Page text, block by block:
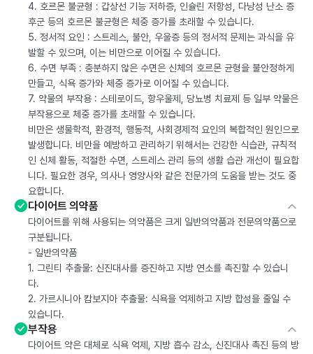
4. 호르몬 불균형 : 갑상선 기능 저하증, 인슐린 저항성, 다낭성 난소 증
후군 등의 호르몬 불균형은 체중 증가를 초래할 수 있습니다.
5. 정서적 요인 : 스트레스, 불안, 우울증 등의 정서적 문제는 과식을 유
발할 수 있으며, 이는 비만으로 이어질 수 있습니다.
6. 수면 부족 : 충분하지 않은 수면은 신체의 호르몬 균형을 불안정하게
만들고, 식욕 증가와 체중 증가로 이어질 수 있습니다.
7. 약물의 부작용 : 스테로이드, 항우울제, 당뇨병 치료제 등 일부 약물은
부작용으로 체중 증가를 초래할 수 있습니다.
비만은 생물학적, 환경적, 행동적, 사회경제적 요인의 복합적인 원인으로
발생합니다. 비만을 예방하고 관리하기 위해서는 건강한 식습관, 규칙적
인 신체 활동, 적절한 수면, 스트레스 관리 등의 생활 습관 개선이 필요합
니다. 필요한 경우, 의사나 영양사와 같은 전문가의 도움을 받는 것도 중
요합니다.
다이어트 의약품
다이어트를 위해 사용되는 의약품은 크게 일반의약품과 전문의약품으로
구분됩니다.
- 일반의약품
1. 그린티 추출물: 신진대사를 증진하고 지방 연소를 촉진할 수 있습니
다.
2. 가르시니아 캄보지아 추출물: 식욕을 억제하고 지방 합성을 줄일 수
있습니다.
부작용
다이어트 약은 대체로 식욕 억제, 지방 흡수 감소, 신진대사 촉진 등의 방